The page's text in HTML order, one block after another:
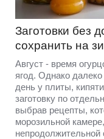
Заготовки без
сохранить на
Август - время
ягод. Однако
день у плиты,
заготовку по
выбрав рецепты,
морозильной
непродолжительной